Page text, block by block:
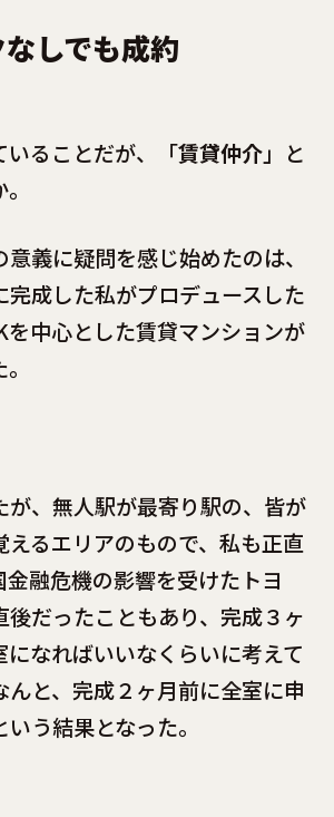
しでも成約
いることだが、「賃貸仲介」と
義に疑問を感じ始めたのは、
完成した私がプロデュースした
を中心とした賃貸マンションが
が、無人駅が最寄り駅の、皆が
えるエリアのもので、私も正直
金融危機の影響を受けたトヨ
後だったこともあり、完成３ヶ
になればいいなくらいに考えて
んと、完成２ヶ月前に全室に申
う結果となった。